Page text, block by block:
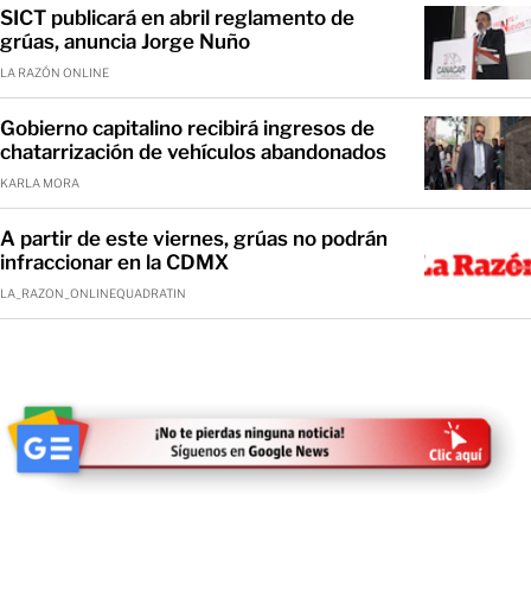
SICT publicará en abril reglamento de
grúas, anuncia Jorge Nuño
LA RAZÓN ONLINE
Gobierno capitalino recibirá ingresos de
chatarrización de vehículos abandonados
KARLA MORA
A partir de este viernes, grúas no podrán
infraccionar en la CDMX
LA_RAZON_ONLINEQUADRATIN